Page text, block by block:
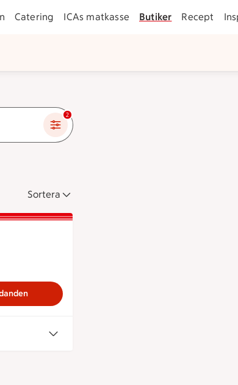
Catering ICAs matkasse Butiker Recept
eller tjänst 2
Sortera
stänger klockan 22